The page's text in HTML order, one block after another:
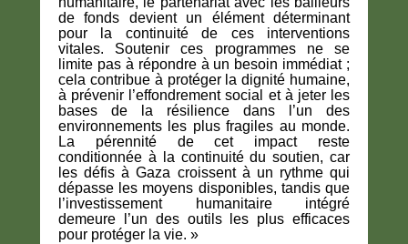
de fonds devient un élément déterminant
pour la continuité de ces interventions
vitales. Soutenir ces programmes ne se
limite pas à répondre à un besoin immédiat ;
cela contribue à protéger la dignité humaine,
à prévenir l’effondrement social et à jeter les
bases de la résilience dans l’un des
environnements les plus fragiles au monde.
La pérennité de cet impact reste
conditionnée à la continuité du soutien, car
les défis à Gaza croissent à un rythme qui
dépasse les moyens disponibles, tandis que
l’investissement humanitaire intégré
demeure l’un des outils les plus efficaces
pour protéger la vie. »